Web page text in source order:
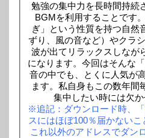
勉強の集中力を長時間持続
BGMを利用することです
ぎ」という性質を持つ自然
ずり、風の音など）やクラ
波が出てリラックスしなが
になります。今回はそんな
音の中でも、とくに人気が
ます。私自身もこの数年間
集中したい時には欠か
※追記：ダウンロード時、
スにはほぼ100％届かないこ
これ以外のアドレスでダン